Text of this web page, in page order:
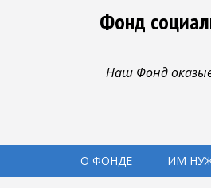
Фонд
Наш Фонд
О ФОНДЕ ИМ